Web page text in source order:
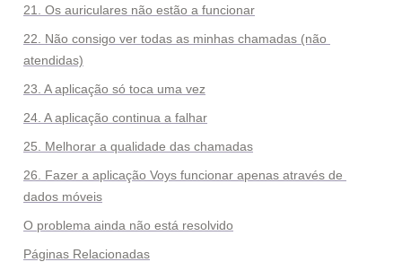
21. Os auriculares não estão a funcionar
22. Não consigo ver todas as minhas chamadas (não
atendidas)
23. A aplicação só toca uma vez
24. A aplicação continua a falhar
25. Melhorar a qualidade das chamadas
26. Fazer a aplicação Voys funcionar apenas através de
dados móveis
O problema ainda não está resolvido
Páginas Relacionadas